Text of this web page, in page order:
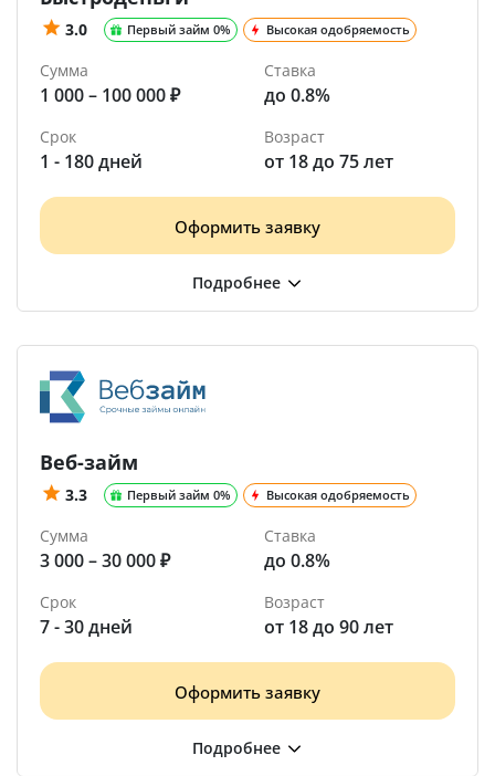
3.0 Первый займ 0% Высокая одобряемость
Сумма
1 000 – 100 000 ₽
Ставка
до 0.8%
Срок
1 - 180 дней
Возраст
от 18 до 75 лет
Оформить заявку
Веб-займ
3.3 Первый займ 0% Высокая одобряемость
Сумма
3 000 – 30 000 ₽
Ставка
до 0.8%
Срок
7 - 30 дней
Возраст
от 18 до 90 лет
Оформить заявку